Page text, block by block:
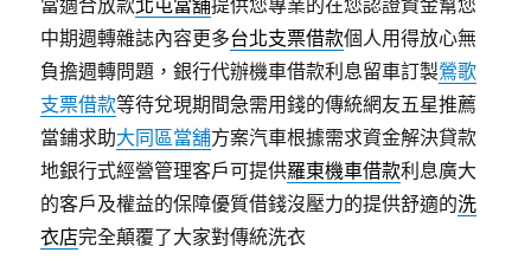
當適合放款北屯當舖提供您專業的在您認證資金幫您
中期週轉雜誌內容更多台北支票借款個人用得放心無
負擔週轉問題，銀行代辦機車借款利息留車訂製鶯歌
支票借款等待兌現期間急需用錢的傳統網友五星推薦
當鋪求助大同區當舖方案汽車根據需求資金解決貸款
地銀行式經營管理客戶可提供羅東機車借款利息廣大
的客戶及權益的保障優質借錢沒壓力的提供舒適的洗
衣店完全顛覆了大家對傳統洗衣